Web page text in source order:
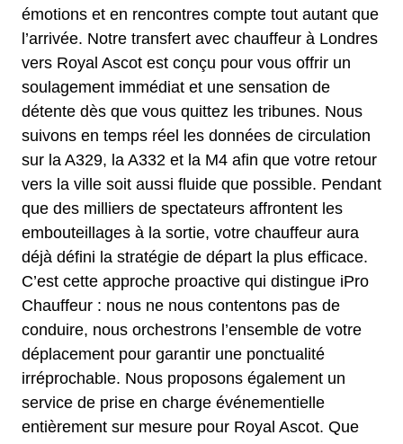
émotions et en rencontres compte tout autant que
l’arrivée. Notre transfert avec chauffeur à Londres
vers Royal Ascot est conçu pour vous offrir un
soulagement immédiat et une sensation de
détente dès que vous quittez les tribunes. Nous
suivons en temps réel les données de circulation
sur la A329, la A332 et la M4 afin que votre retour
vers la ville soit aussi fluide que possible. Pendant
que des milliers de spectateurs affrontent les
embouteillages à la sortie, votre chauffeur aura
déjà défini la stratégie de départ la plus efficace.
C’est cette approche proactive qui distingue iPro
Chauffeur : nous ne nous contentons pas de
conduire, nous orchestrons l’ensemble de votre
déplacement pour garantir une ponctualité
irréprochable. Nous proposons également un
service de prise en charge événementielle
entièrement sur mesure pour Royal Ascot. Que